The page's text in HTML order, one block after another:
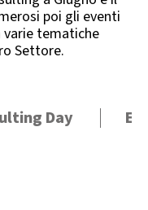
poi gli eventi
tematiche
Settore.
Day